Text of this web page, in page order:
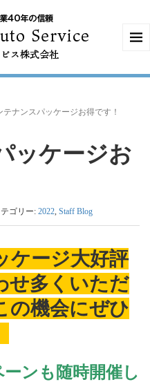
テナンスパッケージお得です！
ッケージお
ゴリー: 2022, Staff Blog
ケージ大好評
せ多くいただ
の機会にぜひ
ンも随時開催し